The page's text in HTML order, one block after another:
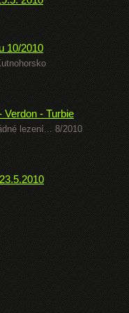
10/2010
Verdon - Turbie
lezení... 8/2010